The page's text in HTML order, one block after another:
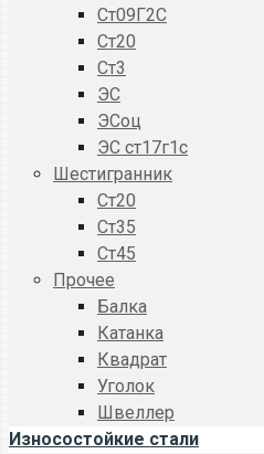
Ст09Г2С
Ст20
Ст3
ЭС
ЭСоц
ЭС ст17г1с
Шестигранник
Ст20
Ст35
Ст45
Прочее
Балка
Катанка
Квадрат
Уголок
Швеллер
Износостойкие стали